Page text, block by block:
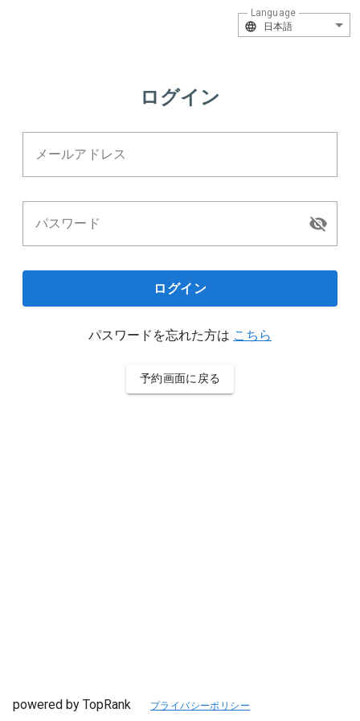
日本語
Language
ログイン
メールアドレス
パスワード
ログイン
パスワードを忘れた方は こちら
予約画面に戻る
powered by TopRank プライバシーポリシー